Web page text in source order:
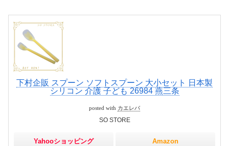
下村企販 スプーン ソフトスプーン 大小セット 日本製
シリコン 介護 子ども 26984 燕三条
posted with カエレバ
SO STORE
Yahooショッピング Amazon